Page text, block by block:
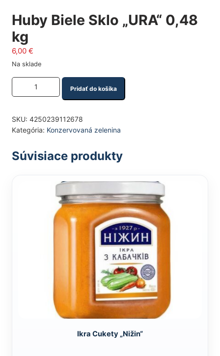
Huby Biele Sklo „URA“ 0,48
kg
6,00 €
Na sklade
Množstvo produktu
Pridať do košíka
SKU: 4250239112678
Kategória: Konzervovaná zelenina
Súvisiace produkty
Ikra Cukety „Nižin“